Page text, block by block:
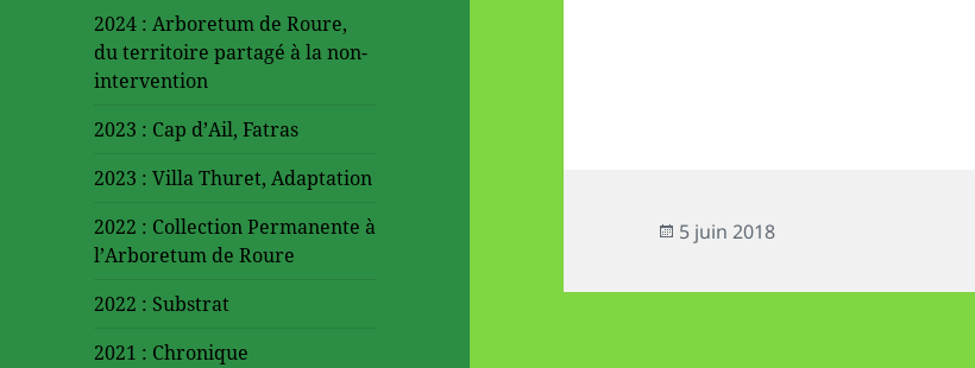
2024 : Arboretum de Roure,
du territoire partagé à la non-
intervention
2023 : Cap d’Ail, Fatras
2023 : Villa Thuret, Adaptation
2022 : Collection Permanente à
l’Arboretum de Roure
2022 : Substrat
2021 : Chronique
Publié
5 juin 2018